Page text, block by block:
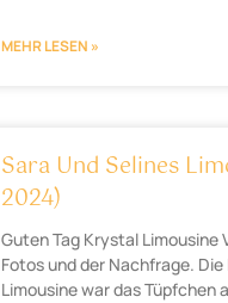
MEHR LESEN »
Sara Und Selines
2024)
Guten Tag Krystal Limousine
Fotos und der Nachfrage.
Limousine war das Tüpfchen